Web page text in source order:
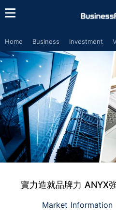
Home Business Investment
實力造就品牌力 ANYX
Market Information